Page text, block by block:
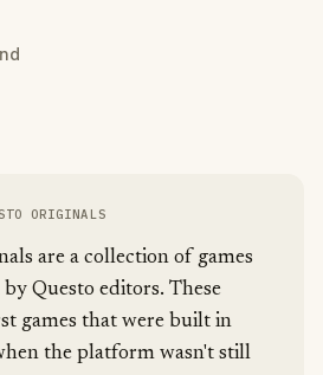
ORIGINALS
are a collection of games
Questo editors. These
games that were built in
the platform wasn't still